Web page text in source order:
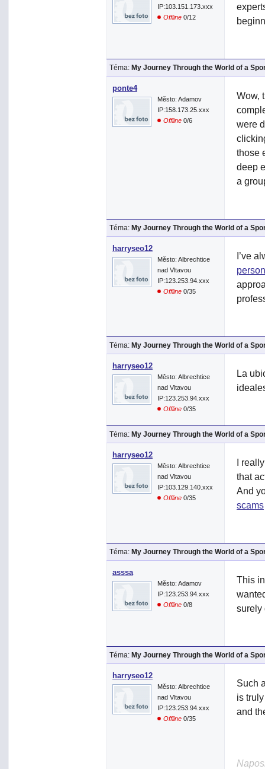
IP:103.151.173.xxx
Offline 0/12
Téma: My Journey Through the World of a
ponte4
Město: Adamov
IP:158.173.25.xxx
Offline 0/6
Wow,
were
those
deep
a
Téma: My Journey Through the World of a
harryseo12
Město: Albrechtice
nad Vltavou
IP:123.253.94.xxx
Offline 0/35
I’ve
Téma: My Journey Through the World of a
harryseo12
Město: Albrechtice
nad Vltavou
IP:123.253.94.xxx
Offline 0/35
La
Téma: My Journey Through the World of a
harryseo12
Město: Albrechtice
nad Vltavou
IP:103.129.140.xxx
Offline 0/35
I
that
And
scams
Téma: My Journey Through the World of a
asssa
Město: Adamov
IP:123.253.94.xxx
Offline 0/8
This
surely
Téma: My Journey Through the World of a
harryseo12
Město: Albrechtice
nad Vltavou
IP:123.253.94.xxx
Offline 0/35
Such
is
and